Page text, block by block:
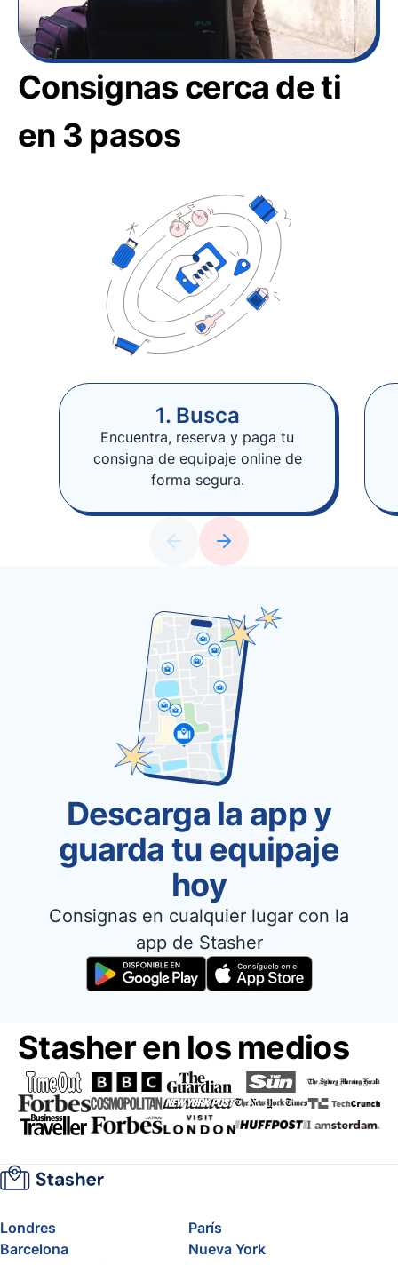
Consignas cerca de ti
en 3 pasos
1. Busca
Encuentra, reserva y paga tu
consigna de equipaje online de
forma segura.
Descarga la app y
guarda tu equipaje
hoy
Consignas en cualquier lugar con la
app de Stasher
Stasher en los medios
Londres
París
Barcelona
Nueva York